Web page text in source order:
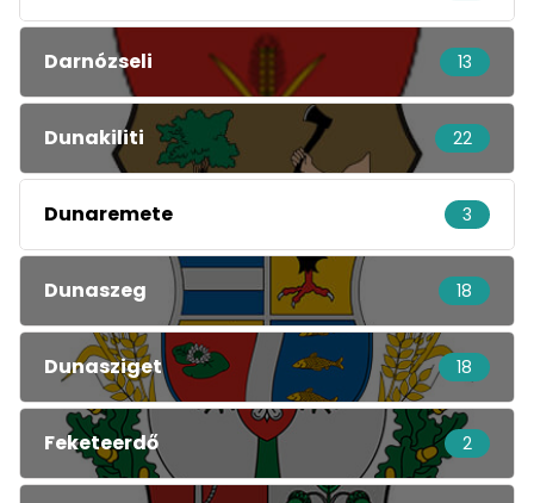
Darnózseli 13
Dunakiliti 22
Dunaremete 3
Dunaszeg 18
Dunasziget 18
Feketeerdő 2